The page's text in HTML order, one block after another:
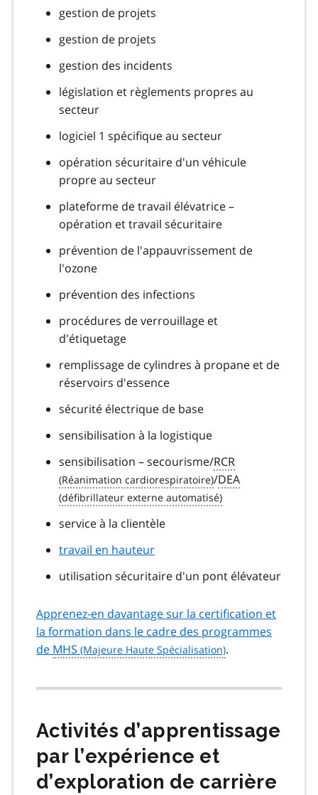
gestion de projets
gestion de projets
gestion des incidents
législation et règlements propres au
secteur
logiciel 1 spécifique au secteur
opération sécuritaire d'un véhicule
propre au secteur
plateforme de travail élévatrice –
opération et travail sécuritaire
prévention de l'appauvrissement de
l'ozone
prévention des infections
procédures de verrouillage et
d'étiquetage
remplissage de cylindres à propane et de
réservoirs d'essence
sécurité électrique de base
sensibilisation à la logistique
sensibilisation – secourisme/RCR
/DEA
service à la clientèle
travail en hauteur
utilisation sécuritaire d'un pont élévateur
Apprenez-en davantage sur la certification et
la formation dans le cadre des programmes
de MHS .
Activités d’apprentissage
par l’expérience et
d’exploration de carrière